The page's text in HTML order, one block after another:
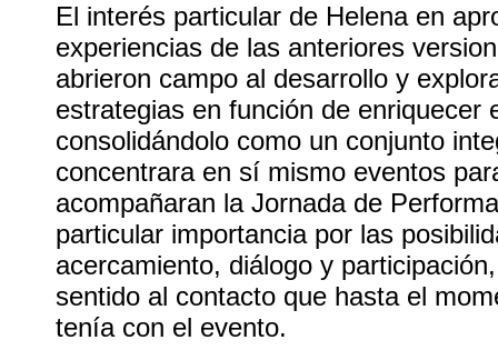
El interés particular de Helena en
experiencias de las anteriores
abrieron campo al desarrollo y
estrategias en función de enriquecer
consolidándolo como un conjunto
concentrara en sí mismo eventos
acompañaran la Jornada de
particular importancia por las
acercamiento, diálogo y
sentido al contacto que hasta el
tenía con el evento.